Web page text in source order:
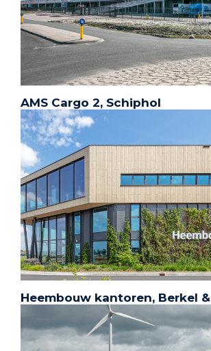
AMS Cargo 2, Schiphol
Heembouw kantoren, Berkel